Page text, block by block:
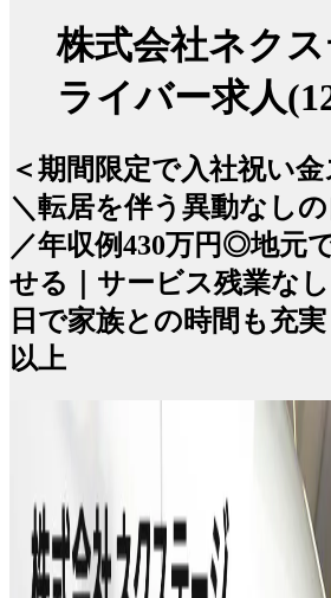
株式会社ネク
ライバー求人
＜期間限定で入社祝い
＼転居を伴う異動なし
／年収例430万円◎地元
せる｜サービス残業な
日で家族との時間も充
以上